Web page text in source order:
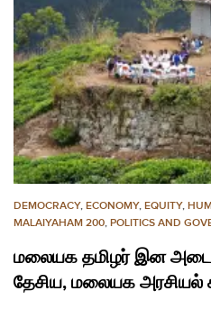
DEMOCRACY, ECONOMY, EQUITY,
MALAIYAHAM 200, POLITICS AND
மலையக தமிழர் இன
தேசிய, மலையக அரசியல்